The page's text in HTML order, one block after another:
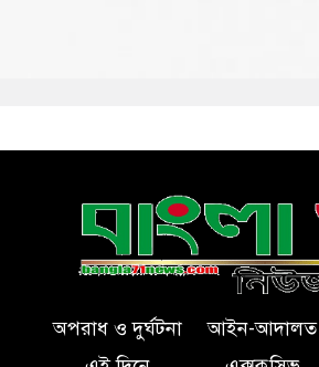
অপরাধ ও দুর্ঘটনা আইন-আদালত